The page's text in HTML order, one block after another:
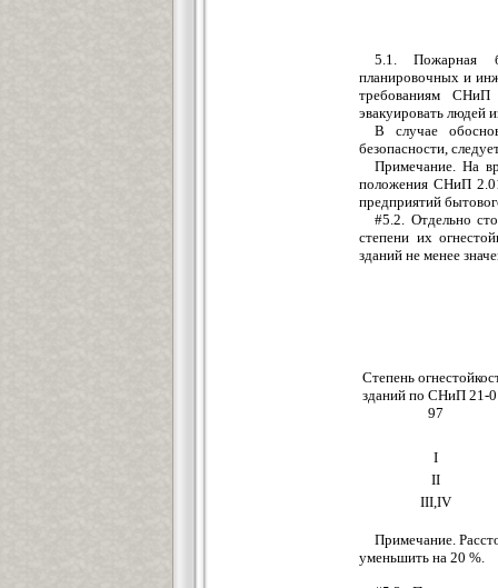
5.1. Пожарная
планировочных и
требованиям
эвакуировать людей
В случае
безопасности,
Примечание. На
положения СНиП
предприятий
#5.2. Отдельно
степени их
зданий не менее
Степень
зданий по СНиП 21-
97
I
II
III,IV
Примечание.
уменьшить на 20 %.